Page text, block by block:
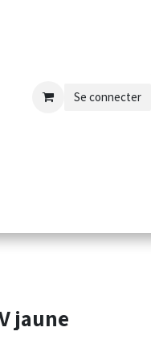
Se connecter
jaune